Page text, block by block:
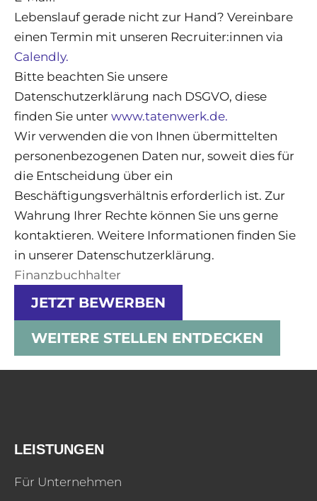
Lebenslauf gerade nicht zur Hand? Vereinbare
einen Termin mit unseren Recruiter:innen via
Calendly.
Bitte beachten Sie unsere
Datenschutzerklärung nach DSGVO, diese
finden Sie unter www.tatenwerk.de.
Wir verwenden die von Ihnen übermittelten
personenbezogenen Daten nur, soweit dies für
die Entscheidung über ein
Beschäftigungsverhältnis erforderlich ist. Zur
Wahrung Ihrer Rechte können Sie uns gerne
kontaktieren. Weitere Informationen finden Sie
in unserer Datenschutzerklärung.
Finanzbuchhalter
JETZT BEWERBEN
WEITERE STELLEN ENTDECKEN
LEISTUNGEN
Für Unternehmen